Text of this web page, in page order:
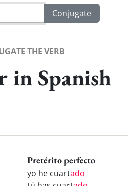
THE VERB
in Spanish
Pretérito perfecto
yo he cuartado